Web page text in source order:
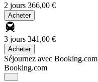
2 jours 366,00 €
Acheter
3 jours 341,00 €
Acheter
Séjournez avec Booking.com
Booking.com